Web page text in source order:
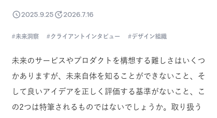
2025.9.25 2026.7.16
未来洞察 クライアントインタビュー デザイン組織
未来のサービスやプロダクトを構想する難しさはいくつ
かありますが、未来自体を知ることができないこと、そ
して良いアイデアを正しく評価する基準がないこと、こ
の2つは特筆されるものではないでしょうか。取り扱う